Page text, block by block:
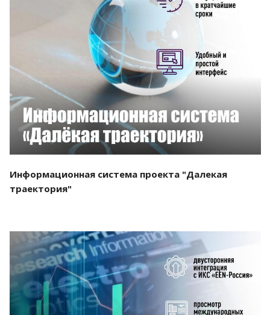
Смотреть проект
Информационная система проекта "Далекая
траектория"